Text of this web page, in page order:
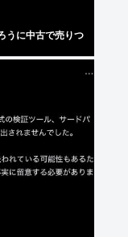
うに中古で売りつ